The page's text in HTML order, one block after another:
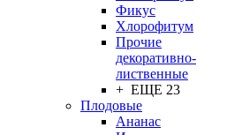
Фикус
Хлорофитум
Прочие
декоративно-
лиственные
+ ЕЩЕ 23
Плодовые
Ананас